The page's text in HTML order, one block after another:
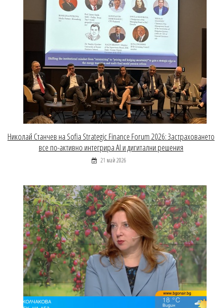
Николай Станчев на Sofia Strategic Finance Forum 2026: Застраховането
все по-активно интегрира AI и дигитални решения
21 май 2026